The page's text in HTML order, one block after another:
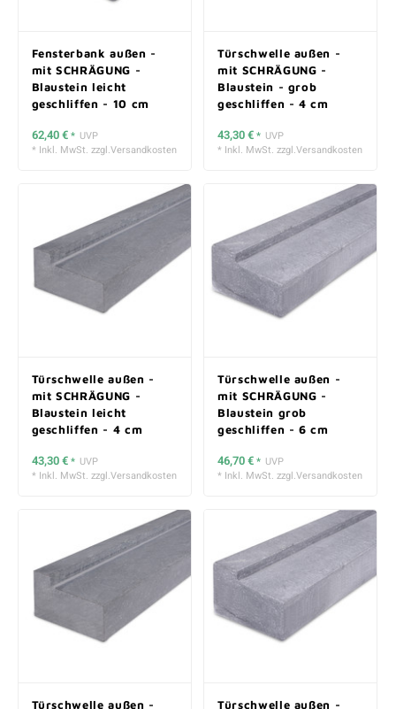
Fensterbank außen -
mit SCHRÄGUNG -
Blaustein leicht
geschliffen - 10 cm
62,40 €* UVP
* Inkl. MwSt. zzgl.Versandkosten
Türschwelle außen -
mit SCHRÄGUNG -
Blaustein - grob
geschliffen - 4 cm
43,30 €* UVP
* Inkl. MwSt. zzgl.Versandkosten
Türschwelle außen -
mit SCHRÄGUNG -
Blaustein leicht
geschliffen - 4 cm
43,30 €* UVP
* Inkl. MwSt. zzgl.Versandkosten
Türschwelle außen -
mit SCHRÄGUNG -
Blaustein grob
geschliffen - 6 cm
46,70 €* UVP
* Inkl. MwSt. zzgl.Versandkosten
Türschwelle außen -
Türschwelle außen -